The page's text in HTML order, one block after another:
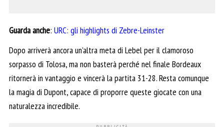
Guarda anche: URC: gli highlights di Zebre-Leinster
Dopo arriverà ancora un’altra meta di Lebel per il clamoroso
sorpasso di Tolosa, ma non basterà perché nel finale Bordeaux
ritornerà in vantaggio e vincerà la partita 31-28. Resta comunque
la magia di Dupont, capace di proporre queste giocate con una
naturalezza incredibile.